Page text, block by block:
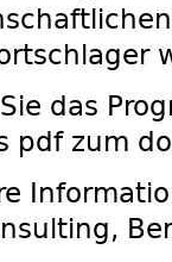
das
pdf zum